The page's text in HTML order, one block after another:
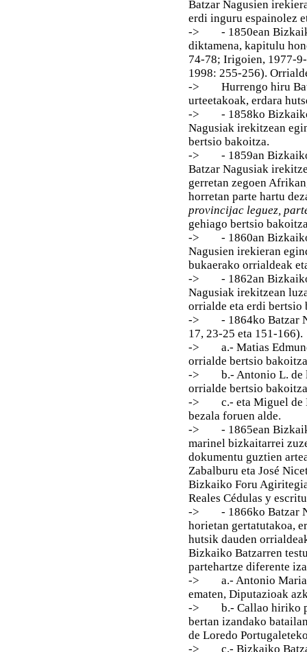
Batzar Nagusien
erdi inguru espainolez
-> - 1850ean Bizkaiko
diktamena, kapitulu
74-78; Irigoien, 1977-
1998: 255-256).
-> Hurrengo hiru
urteetakoak, erdara
-> - 1858ko Bizkaiko
Nagusiak irekitzean
bertsio bakoitza.
-> - 1859an Bizkaiko
Batzar Nagusiak
gerretan zegoen
horretan parte hartu
provincijac leguez,
gehiago bertsio
-> - 1860an Bizkaiko
Nagusien irekieran
bukaerako orrialdeak
-> - 1862an Bizkaiko
Nagusiak irekitzean
orrialde eta erdi bertsio
-> - 1864ko Batzar
17, 23-25 eta 151-166).
-> a.- Matias
orrialde bertsio
-> b.- Antonio L. de la
orrialde bertsio
-> c.- eta Miguel de
bezala foruen alde.
-> - 1865ean Bizkaiko
marinel bizkaitarrei
dokumentu guztien
Zabalburu eta José
Bizkaiko Foru
Reales Cédulas y
-> - 1866ko Batzar
horietan gertatutakoa,
hutsik dauden
Bizkaiko Batzarren
partehartze diferente
-> a.- Antonio Maria
ematen, Diputazioak
-> b.- Callao hiriko
bertan izandako
de Loredo
-> c.- Bizkaiko Batzar